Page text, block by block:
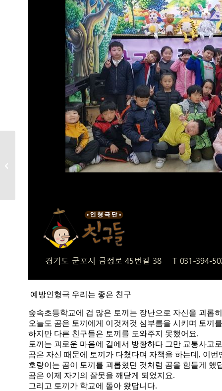
예방인형극 우리는 좋은 친구
숲속초등학교에 겁 많은 토끼는 장난으로 자신을 괴롭
오늘도 곰은 토끼에게 이것저것 심부름을 시키며 토끼
하지만 다른 친구들은 토끼를 도와주지 못했어요.
토끼는 괴로운 마음에 길에서 방황하다 그만 교통사고
곰은 자신 때문에 토끼가 다쳤다며 자책을 하는데, 이
호랑이는 곰이 토끼를 괴롭혔던 것처럼 곰을 힘들게 했
곰은 이제 자기의 잘못을 깨닫게 되었지요.
그리고 토끼가 학교에 돌아 왔답니다.
국민체육공단직장어린이집공연